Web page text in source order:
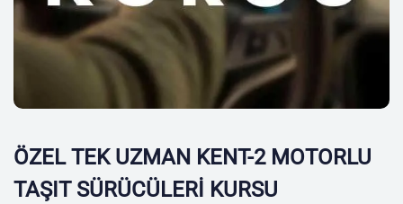
ÖZEL TEK UZMAN KENT-2 MOTORLU
TAŞIT SÜRÜCÜLERİ KURSU